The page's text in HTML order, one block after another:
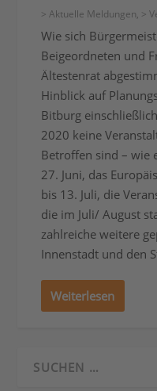
> Aktuelle Meldungen, >
Wie sich
Beigeordneten und
Ältestenrat
Hinblick auf
Bitburg
2020 keine
Betroffen sind – wie
27. Juni, das
bis 13. Juli, die
die im Juli/ August
zahlreiche weitere
Innenstadt und den
Weiterlesen